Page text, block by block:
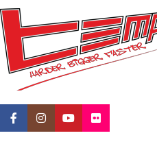
BICIKLI-KOČNICE
Disk mehanički